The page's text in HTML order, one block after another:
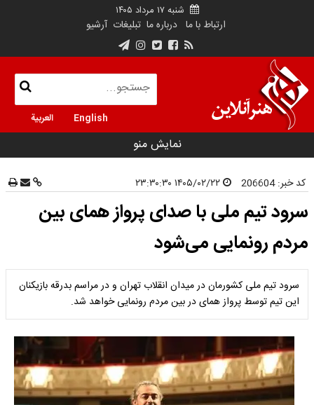
شنبه ۱۷ مرداد ۱۴۰۵
ارتباط با ما درباره ما تبلیغات آرشیو
English العربية
نمایش منو
کد خبر:206604
سرود تیم ملی با صدای پرواز همای بین
مردم رونمایی می‌شود
سرود تیم ملی کشورمان در میدان انقلاب تهران و در مراسم بدرقه بازیکنان
این تیم توسط پرواز همای در بین مردم رونمایی خواهد شد.